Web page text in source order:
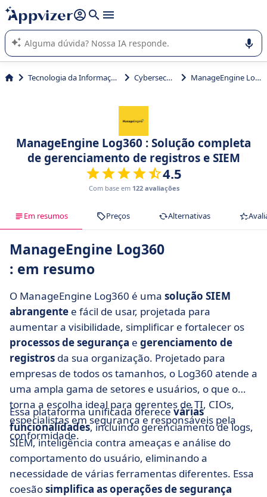
de nossa IA (várias linhas com
A IA do Appvizer o orienta no uso ou na seleção de software
SaaS para sua empresa.
Tecnologia da Informação (TI) Cybersecurity ManageEngine Log360
ManageEngine Log360 : Solução completa
de gerenciamento de registros e SIEM
4.5
Com base em 122 avaliações
Em resumos Preços Alternativas
ManageEngine Log360
: em resumo
O ManageEngine Log360 é uma solução SIEM
abrangente e fácil de usar, projetada para
aumentar a visibilidade, simplificar e fortalecer os
processos desegurança e gerenciamento de
registros da sua organização. Projetado para
empresas de todos os tamanhos, o Log360 atende a
uma ampla gama de setores e usuários, o que o
torna a escolha ideal para gerentes de TI, CIOs,
especialistas em segurança e responsáveis pela
conformidade.
Essa plataforma unificada oferecevárias
funcionalidades, incluindo gerenciamento de logs,
SIEM, inteligência contra ameaças e análise do
comportamento do usuário, eliminando a
necessidade de várias ferramentas diferentes. Essa
coesãosimplifica as operações de segurança